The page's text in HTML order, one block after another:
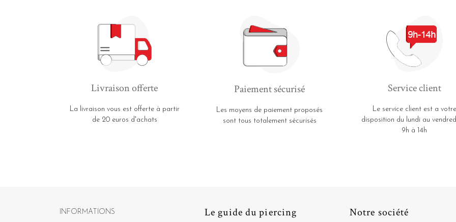
Livraison offerte
La livraison vous est offerte à partir
de 20 euros d'achats
Paiement sécurisé
Les moyens de paiement proposés
sont tous totalement sécurisés
Service client
Le service client est a votre
disposition du lundi au
9h à 14h
INFORMATIONS Le guide du piercing Notre société